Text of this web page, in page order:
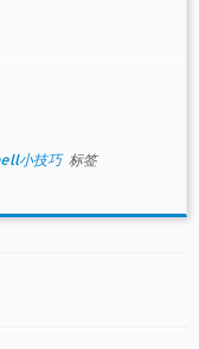
小技巧 标签